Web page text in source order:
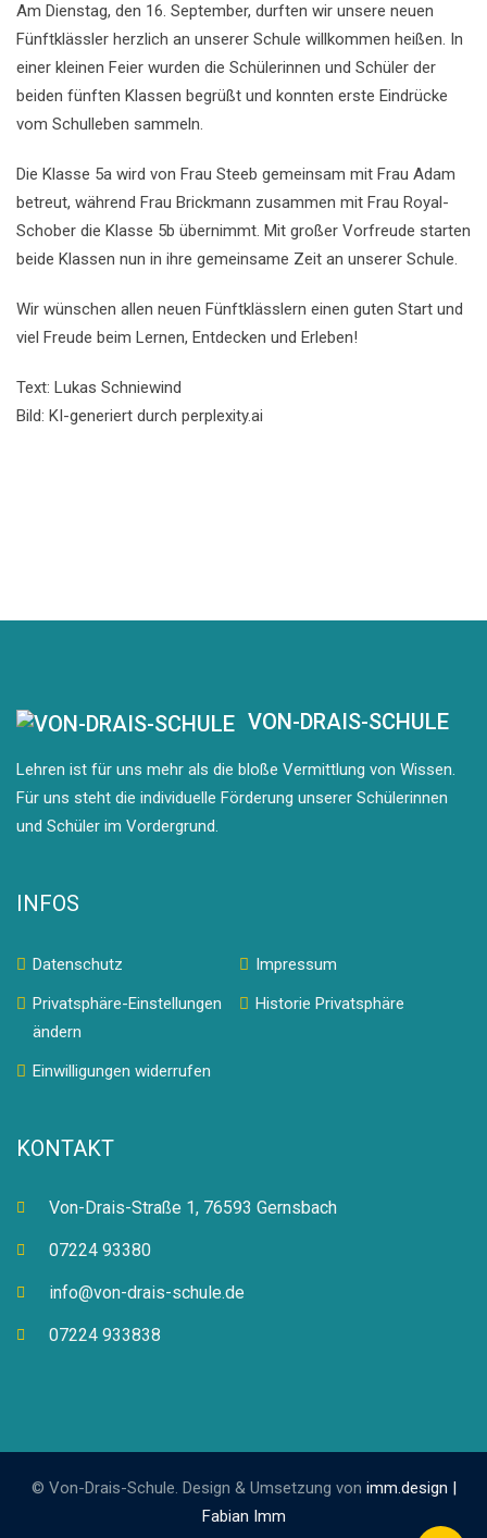
Am Dienstag, den 16. September, durften wir unsere neuen
Fünftklässler herzlich an unserer Schule willkommen heißen. In
einer kleinen Feier wurden die Schülerinnen und Schüler der
beiden fünften Klassen begrüßt und konnten erste Eindrücke
vom Schulleben sammeln.
Die Klasse 5a wird von Frau Steeb gemeinsam mit Frau Adam
betreut, während Frau Brickmann zusammen mit Frau Royal-
Schober die Klasse 5b übernimmt. Mit großer Vorfreude starten
beide Klassen nun in ihre gemeinsame Zeit an unserer Schule.
Wir wünschen allen neuen Fünftklässlern einen guten Start und
viel Freude beim Lernen, Entdecken und Erleben!
Text: Lukas Schniewind
Bild: KI-generiert durch perplexity.ai
VON-DRAIS-SCHULE
Lehren ist für uns mehr als die bloße Vermittlung von Wissen.
Für uns steht die individuelle Förderung unserer Schülerinnen
und Schüler im Vordergrund.
INFOS
Datenschutz
Impressum
Privatsphäre-Einstellungen
ändern
Historie Privatsphäre
Einwilligungen widerrufen
KONTAKT
Von-Drais-Straße 1, 76593 Gernsbach
07224 93380
info@von-drais-schule.de
07224 933838
© Von-Drais-Schule. Design & Umsetzung von imm.design |
Fabian Imm